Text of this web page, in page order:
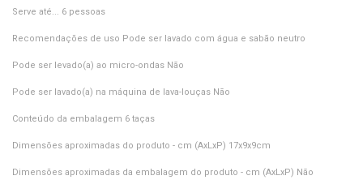
Serve até... 6 pessoas
Recomendações de uso Pode ser lavado com água e sabão neutro
Pode ser levado(a) ao micro-ondas Não
Pode ser lavado(a) na máquina de lava-louças Não
Conteúdo da embalagem 6 taças
Dimensões aproximadas do produto - cm (AxLxP) 17x9x9cm
Dimensões aproximadas da embalagem do produto - cm (AxLxP) Não